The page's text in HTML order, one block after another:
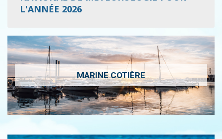
L'ANNÉE 2026
MARINE COTIÈRE